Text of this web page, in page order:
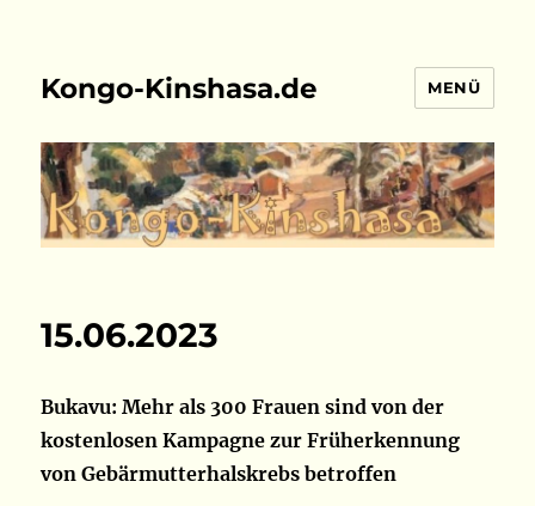
Kongo-Kinshasa.de MENÜ
15.06.2023
Bukavu: Mehr als 300 Frauen sind von der
kostenlosen Kampagne zur Früherkennung
von Gebärmutterhalskrebs betroffen